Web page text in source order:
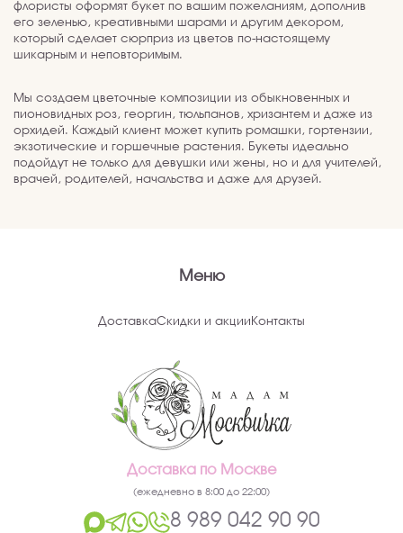
флористы оформят букет по вашим пожеланиям, дополнив
его зеленью, креативными шарами и другим декором,
который сделает сюрприз из цветов по-настоящему
шикарным и неповторимым.
Мы создаем цветочные композиции из обыкновенных и
пионовидных роз, георгин, тюльпанов, хризантем и даже из
орхидей. Каждый клиент может купить ромашки, гортензии,
экзотические и горшечные растения. Букеты идеально
подойдут не только для девушки или жены, но и для учителей,
врачей, родителей, начальства и даже для друзей.
Меню
ДоставкаСкидки и акции Контакты
Доставка по Москве
(ежедневно в 8:00 до 22:00)
8 989 042 90 90